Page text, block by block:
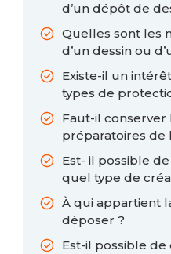
d’un dépôt de
Quelles sont les
d’un dessin ou
Existe-il un
types de
Faut-il conserver
préparatoires de
Est- il possible
quel type de
À qui appartient
déposer ?
Est-il possible